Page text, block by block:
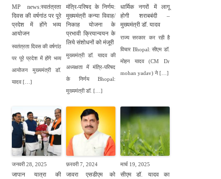
MP news:स्वतंत्रता
दिवस की वर्षगांठ पर पूरे
प्रदेश में होंगे भव्य
आयोजन
स्वतंत्रता दिवस की वर्षगांठ
पर पूरे प्रदेश में होंगे भव्य
आयोजन मुख्यमंत्री डॉ.
यादव […]
मंत्रि-परिषद के निर्णय:
मुख्यमंत्री कन्या विवाह/
निकाह योजना के
प्रभावी क्रियान्वयन के
लिये संशोधनों को मंजूरी
मुख्यमंत्री डॉ. यादव की
अध्यक्षता में मंत्रि-परिषद
के निर्णय Bhopal:
मुख्यमंत्री डॉ. […]
धार्मिक नगरों में लागू
होगी शराबबंदी –
मुख्यमंत्री डॉ. यादव
राज्य सरकार कर रही है
विचार Bhopal: सीएम डॉ.
मोहन यादव (CM Dr
mohan yadav) ने […]
जनवरी 28, 2025
जापान यात्रा की
फ़रवरी 7, 2024
जावरा एसडीएम को
मार्च 19, 2025
सीएम डॉ. यादव का